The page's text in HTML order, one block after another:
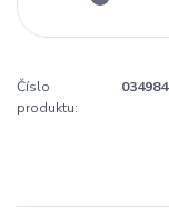
Číslo
produktu:
034984